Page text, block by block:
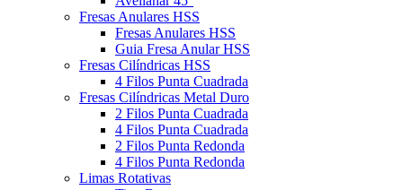
Fresas Anulares HSS
Fresas Anulares HSS
Guia Fresa Anular HSS
Fresas Cilíndricas HSS
4 Filos Punta Cuadrada
Fresas Cilíndricas Metal Duro
2 Filos Punta Cuadrada
4 Filos Punta Cuadrada
2 Filos Punta Redonda
4 Filos Punta Redonda
Limas Rotativas